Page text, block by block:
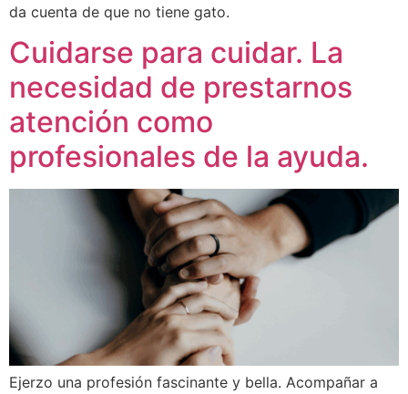
da cuenta de que no tiene gato.
Cuidarse para cuidar. La
necesidad de prestarnos
atención como
profesionales de la ayuda.
Ejerzo una profesión fascinante y bella. Acompañar a